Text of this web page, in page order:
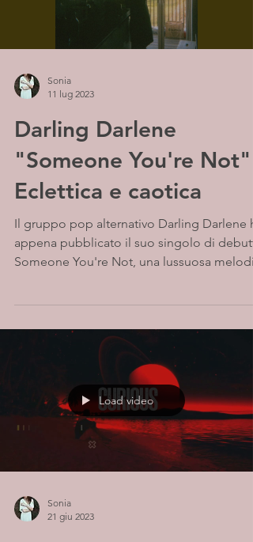
Sonia
11 lug 2023
Darling Darlene
"Someone You're Not" -
Eclettica e caotica
Il gruppo pop alternativo Darling Darlene
appena pubblicato il suo singolo di
Someone You're Not, una lussuosa melodia
Load video
Sonia
21 giu 2023